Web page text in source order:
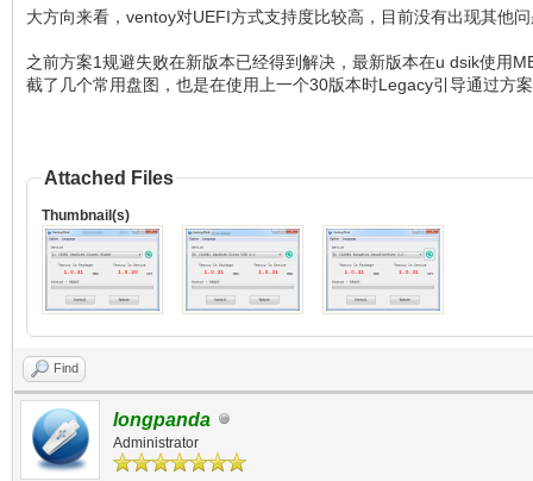
大方向来看，ventoy对UEFI方式支持度比较高，目前没有出现其他
之前方案1规避失败在新版本已经得到解决，最新版本在u dsik使用
截了几个常用盘图，也是在使用上一个30版本时Legacy引导通过方
Attached Files
Thumbnail(s)
Find
longpanda
Administrator